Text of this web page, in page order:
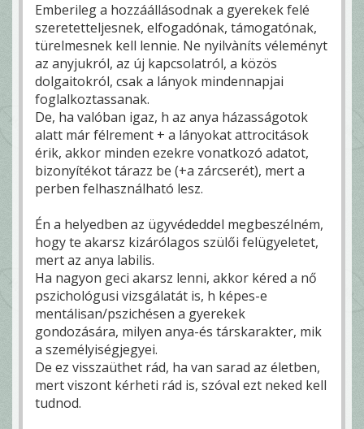
Emberileg a hozzáállásodnak a gyerekek felé
szeretetteljesnek, elfogadónak, támogatónak,
türelmesnek kell lennie. Ne nyilvàníts véleményt
az anyjukról, az új kapcsolatról, a közös
dolgaitokról, csak a lányok mindennapjai
foglalkoztassanak.
De, ha valóban igaz, h az anya házasságotok
alatt már félrement + a lányokat attrocitások
érik, akkor minden ezekre vonatkozó adatot,
bizonyítékot tárazz be (+a zárcserét), mert a
perben felhasználható lesz.
Én a helyedben az ügyvédeddel megbeszélném,
hogy te akarsz kizárólagos szülői felügyeletet,
mert az anya labilis.
Ha nagyon geci akarsz lenni, akkor kéred a nő
pszichológusi vizsgálatát is, h képes-e
mentálisan/pszichésen a gyerekek
gondozására, milyen anya-és társkarakter, mik
a személyiségjegyei.
De ez visszaüthet rád, ha van sarad az életben,
mert viszont kérheti rád is, szóval ezt neked kell
tudnod.